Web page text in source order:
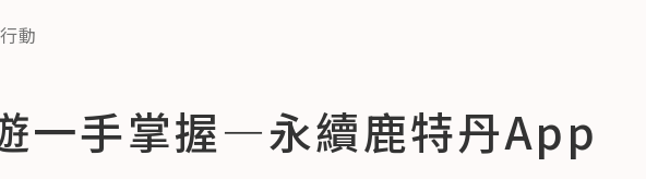
動
一手掌握—永續鹿特丹App